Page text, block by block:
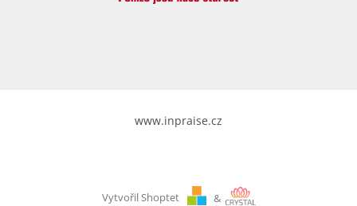
www.inpraise.cz
Vytvořil Shoptet &